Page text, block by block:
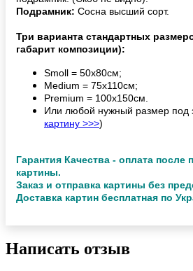
Подрамник: Сосна высший сорт.
Три варианта стандартных
габарит композиции):
Smoll = 50х80см;
Medium = 75х110см;
Premium = 100х150см.
Или любой нужный размер под
картину >>>)
Гарантия Качества - оплата после
картины.
Заказ и отправка картины без
Доставка картин бесплатная по
Написать отзыв